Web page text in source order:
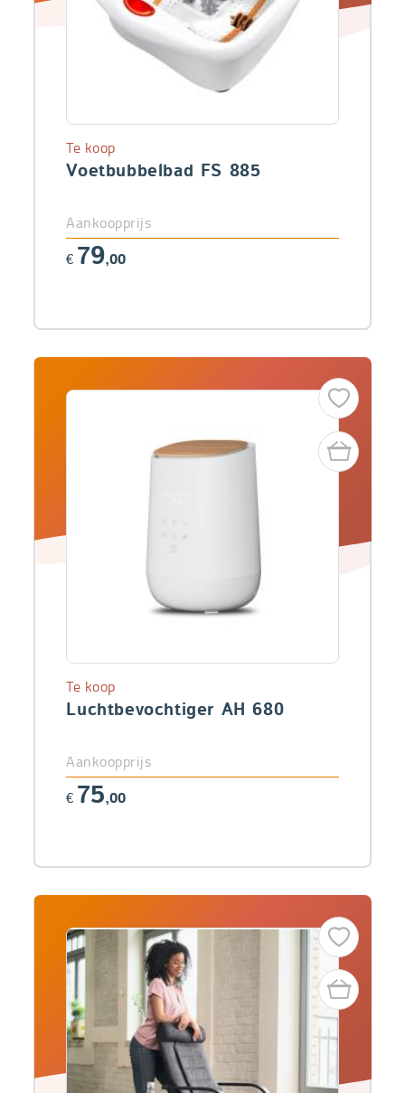
Voetbubbelbad FS 885
Te koop
Aankoopprijs
€ 79,00
Luchtbevochtiger AH 680
Te koop
Aankoopprijs
€ 75,00